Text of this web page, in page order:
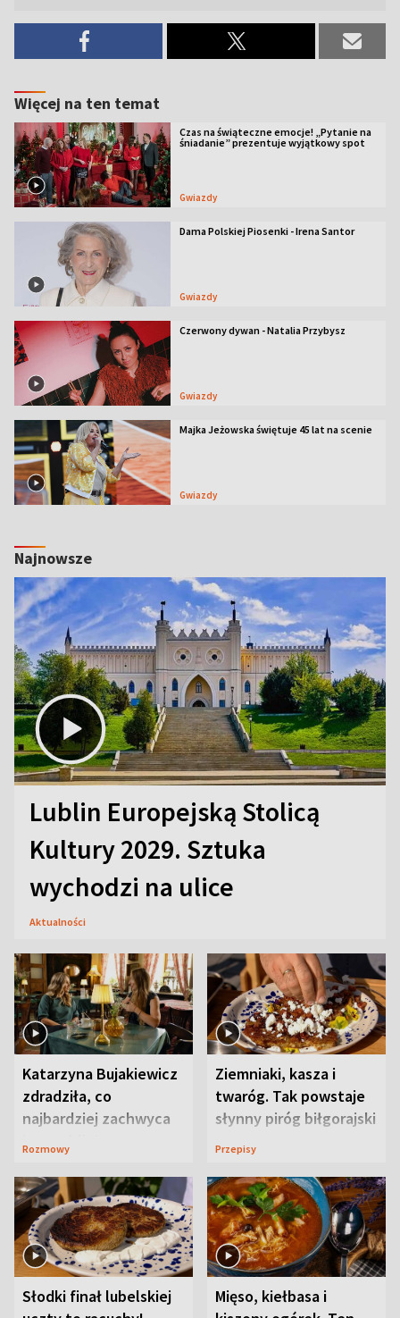
Więcej na ten temat
Czas na świąteczne emocje! „Pytanie na
śniadanie” prezentuje wyjątkowy spot
Gwiazdy
Dama Polskiej Piosenki - Irena Santor
Gwiazdy
Czerwony dywan - Natalia Przybysz
Gwiazdy
Majka Jeżowska świętuje 45 lat na scenie
Gwiazdy
Najnowsze
Lublin Europejską Stolicą
Kultury 2029. Sztuka
wychodzi na ulice
Aktualności
Katarzyna Bujakiewicz
zdradziła, co
najbardziej zachwyca
ją w Lublinie
Rozmowy
Ziemniaki, kasza i
twaróg. Tak powstaje
słynny piróg biłgorajski
Przepisy
Słodki finał lubelskiej
Mięso, kiełbasa i